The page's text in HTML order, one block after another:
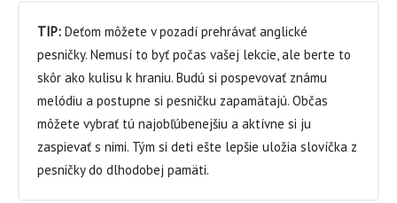
TIP: Deťom môžete v pozadí prehrávať anglické
pesničky. Nemusí to byť počas vašej lekcie, ale berte to
skôr ako kulisu k hraniu. Budú si pospevovať známu
melódiu a postupne si pesničku zapamätajú. Občas
môžete vybrať tú najobľúbenejšiu a aktívne si ju
zaspievať s nimi. Tým si deti ešte lepšie uložia slovíčka z
pesničky do dlhodobej pamäti.